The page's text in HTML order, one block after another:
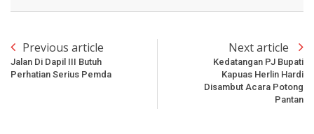
Previous article
Jalan Di Dapil III Butuh
Perhatian Serius Pemda
Next article
Kedatangan PJ Bupati
Kapuas Herlin Hardi
Disambut Acara Potong
Pantan